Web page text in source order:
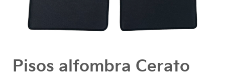
Pisos alfombra Cerato